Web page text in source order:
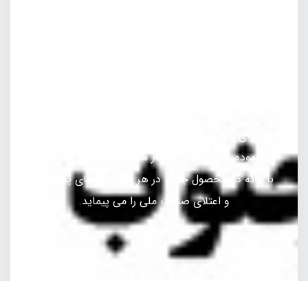
بازارهای جهانی و تکیه بر نیروهای متخصص ، متعهد و
کارآزموده و توکل به پروردگار متعال در حرکتی رو به جلو
با ارائه دو محصول جدید در هر سال قله های پیشرفت
و اعتلای صنعت ملی را می پیماید.